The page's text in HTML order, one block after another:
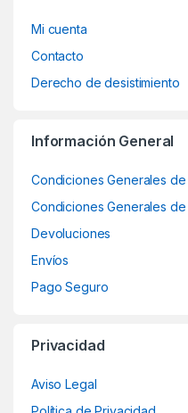
Mi cuenta
Contacto
Derecho de desistimiento
Información General
Condiciones Generales de
Condiciones Generales de
Devoluciones
Envíos
Pago Seguro
Privacidad
Aviso Legal